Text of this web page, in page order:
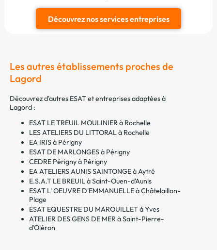
Découvrez nos services entreprises
Les autres établissements proches de
Lagord
Découvrez d'autres ESAT et entreprises adaptées à
Lagord :
ESAT LE TREUIL MOULINIER à Rochelle
LES ATELIERS DU LITTORAL à Rochelle
EA IRIS à Périgny
ESAT DE MARLONGES à Périgny
CEDRE Périgny à Périgny
EA ATELIERS AUNIS SAINTONGE à Aytré
E.S.A.T LE BREUIL à Saint-Ouen-d'Aunis
ESAT L' OEUVRE D'EMMANUELLE à Châtelaillon-
Plage
ESAT EQUESTRE DU MAROUILLET à Yves
ATELIER DES GENS DE MER à Saint-Pierre-
d'Oléron